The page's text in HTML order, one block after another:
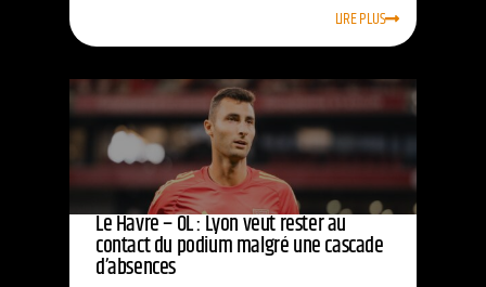
LIRE PLUS
Le Havre – OL : Lyon veut rester au
contact du podium malgré une cascade
d’absences